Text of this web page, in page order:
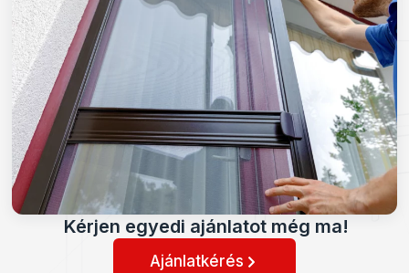
Kérjen egyedi ajánlatot még ma!
Ajánlatkérés